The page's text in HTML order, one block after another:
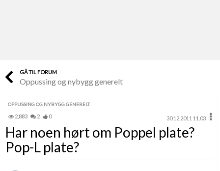
Finn håndverkere
Papirer som mangler
Skaff dokumentasjon som mangler
Kundeservice
GÅ TIL FORUM
Oppussing og nybygg generelt
OPPUSSING OG NYBYGG GENERELT
2,883 2 0 30.12.2011 11.03
Har noen hørt om Poppel plate?
Pop-L plate?